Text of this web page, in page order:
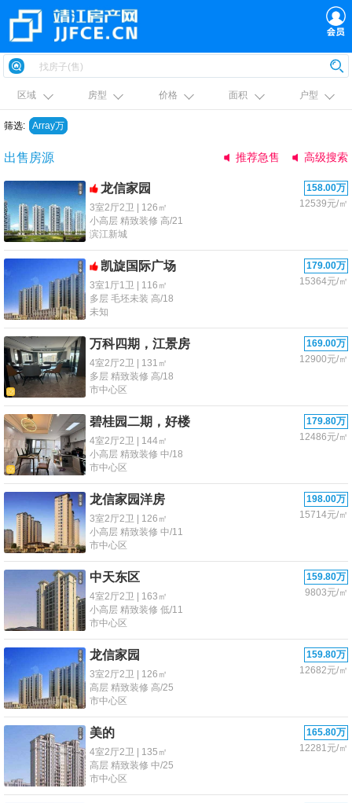
区域 房型 价格 面积 户型
筛选: Array万
出售房源 高级搜索
推荐急售
龙信家园
158.00万
12539元/㎡
3室2厅2卫 | 126㎡
小高层 精致装修 高/21
滨江新城
凯旋国际广场
179.00万
15364元/㎡
3室1厅1卫 | 116㎡
多层 毛坯未装 高/18
未知
万科四期，江景房
169.00万
12900元/㎡
4室2厅2卫 | 131㎡
多层 精致装修 高/18
市中心区
碧桂园二期，好楼
179.80万
12486元/㎡
4室2厅2卫 | 144㎡
小高层 精致装修 中/18
市中心区
龙信家园洋房
198.00万
15714元/㎡
3室2厅2卫 | 126㎡
小高层 精致装修 中/11
市中心区
中天东区
159.80万
9803元/㎡
4室2厅2卫 | 163㎡
小高层 精致装修 低/11
市中心区
龙信家园
159.80万
12682元/㎡
3室2厅2卫 | 126㎡
高层 精致装修 高/25
市中心区
美的
165.80万
12281元/㎡
4室2厅2卫 | 135㎡
高层 精致装修 中/25
市中心区